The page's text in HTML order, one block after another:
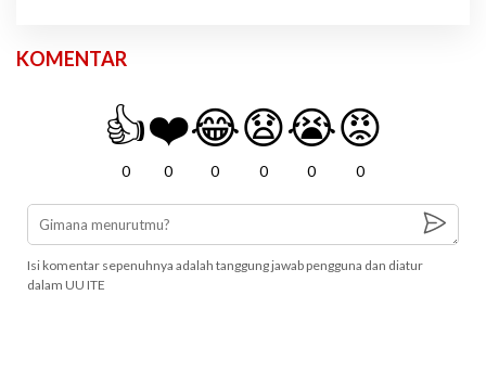
KOMENTAR
👍
0
❤️
0
😂
0
😧
0
😭
0
😡
0
Isi komentar sepenuhnya adalah tanggung jawab pengguna dan diatur
dalam UU ITE